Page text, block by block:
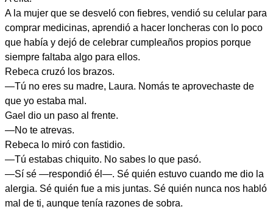
A la mujer que se desveló con fiebres, vendió su celular para
comprar medicinas, aprendió a hacer loncheras con lo poco
que había y dejó de celebrar cumpleaños propios porque
siempre faltaba algo para ellos.
Rebeca cruzó los brazos.
—Tú no eres su madre, Laura. Nomás te aprovechaste de
que yo estaba mal.
Gael dio un paso al frente.
—No te atrevas.
Rebeca lo miró con fastidio.
—Tú estabas chiquito. No sabes lo que pasó.
—Sí sé —respondió él—. Sé quién estuvo cuando me dio la
alergia. Sé quién fue a mis juntas. Sé quién nunca nos habló
mal de ti, aunque tenía razones de sobra.